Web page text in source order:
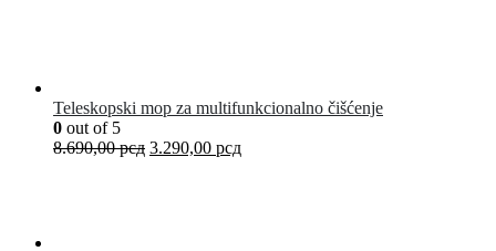
Teleskopski mop za multifunkcionalno čišćenje
0 out of 5
8.690,00рсд 3.290,00 рсд